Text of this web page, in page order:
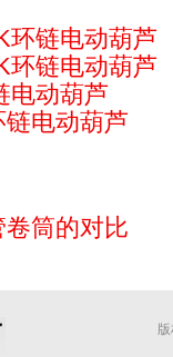
环链电动葫芦
环链电动葫芦
电动葫芦
电动葫芦
筒的对比